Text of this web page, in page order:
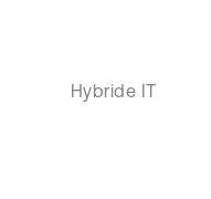
Hybride IT